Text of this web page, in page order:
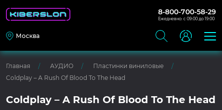
8-800-700-58-29
Ежедневно: с 09:00 до 19:00
Москва
Главная АУДИО
Пластинки виниловые
Coldplay – A Rush Of Blood To The Head
Coldplay – A Rush Of Blood To The Head